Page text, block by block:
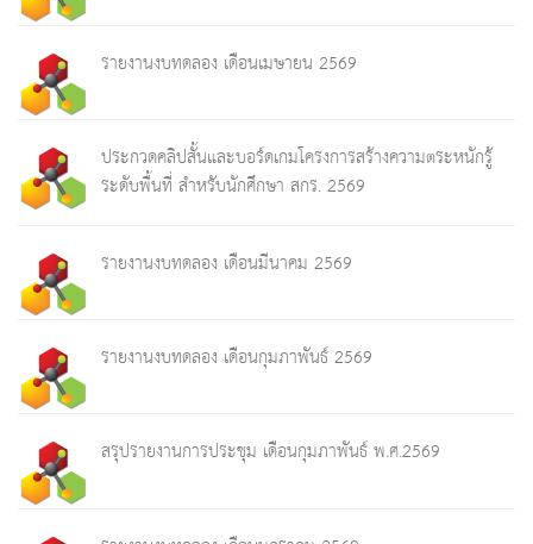
รายงานงบทดลอง เดือนเมษายน 2569
ประกวดคลิปสั้นและบอร์ดเกมโครงการสร้างความตระหนักรู้
ระดับพื้นที่ สำหรับนักศึกษา สกร. 2569
รายงานงบทดลอง เดือนมีนาคม 2569
รายงานงบทดลอง เดือนกุมภาพันธ์ 2569
สรุปรายงานการประชุม เดือนกุมภาพันธ์ พ.ศ.2569